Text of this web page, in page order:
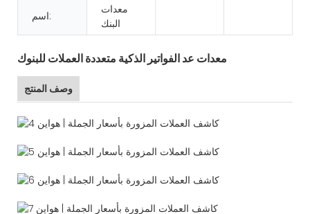
اسم:
معدات
البنك
معدات عد الفواتير الذكية متعددة العملات للبنوك
وصف المنتج